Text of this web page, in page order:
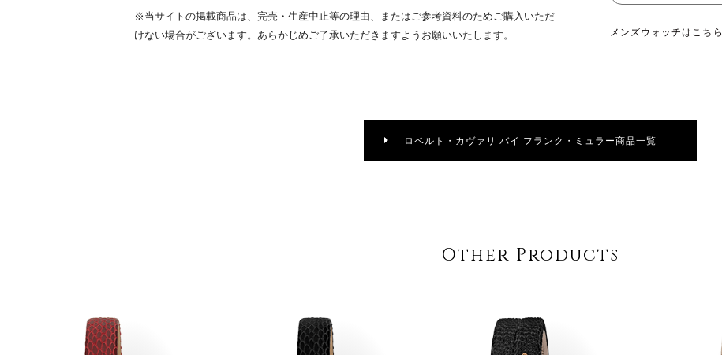
※当サイトの掲載商品は、完売・生産中止等の理由、またはご参考資料のためご購入いただ
けない場合がございます。あらかじめご了承いただきますようお願いいたします。
メンズウォッチはこちら
ロベルト・カヴァリ バイ フランク・ミュラー商品一覧
Other Products